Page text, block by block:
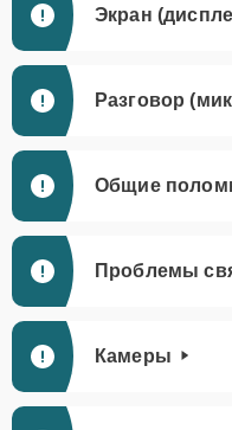
Экран
Разговор
Общие
Проблемы
Камеры